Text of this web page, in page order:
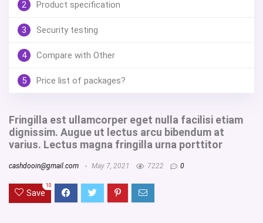
2 Product specification
3 Security testing
4 Compare with Other
5 Price list of packages?
Fringilla est ullamcorper eget nulla facilisi etiam
dignissim. Augue ut lectus arcu bibendum at
varius. Lectus magna fringilla urna porttitor
cashdooin@gmail.com May 7, 2021 7222 0
Save
10